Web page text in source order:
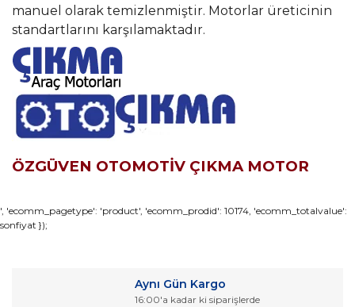
manuel olarak temizlenmiştir. Motorlar üreticinin
standartlarını karşılamaktadır.
ÖZGÜVEN OTOMOTİV ÇIKMA MOTOR
Yorum Yaz
Bu ürünün fiyat bilgisi, resim, ürün açıklamalarında ve diğer
konularda yetersiz gördüğünüz noktaları öneri formunu
Ürün resmi kalitesiz, bozuk veya görüntülenemiyor.
', 'ecomm_pagetype': 'product', 'ecomm_prodid': 10174, 'ecomm_totalvalue':
sonfiyat });
Aynı Gün Kargo
16:00'a kadar ki siparişlerde